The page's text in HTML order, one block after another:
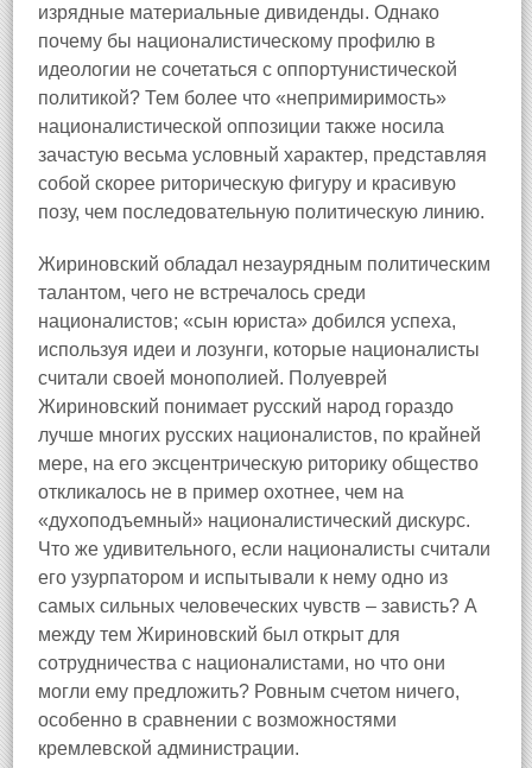
изрядные материальные дивиденды. Однако
почему бы националистическому профилю в
идеологии не сочетаться с оппортунистической
политикой? Тем более что «непримиримость»
националистической оппозиции также носила
зачастую весьма условный характер, представляя
собой скорее риторическую фигуру и красивую
позу, чем последовательную политическую линию.
Жириновский обладал незаурядным политическим
талантом, чего не встречалось среди
националистов; «сын юриста» добился успеха,
используя идеи и лозунги, которые националисты
считали своей монополией. Полуеврей
Жириновский понимает русский народ гораздо
лучше многих русских националистов, по крайней
мере, на его эксцентрическую риторику общество
откликалось не в пример охотнее, чем на
«духоподъемный» националистический дискурс.
Что же удивительного, если националисты считали
его узурпатором и испытывали к нему одно из
самых сильных человеческих чувств – зависть? А
между тем Жириновский был открыт для
сотрудничества с националистами, но что они
могли ему предложить? Ровным счетом ничего,
особенно в сравнении с возможностями
кремлевской администрации.